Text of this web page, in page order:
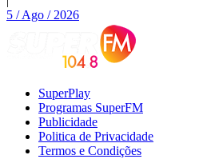
5 / Ago / 2026
SuperPlay
Programas SuperFM
Publicidade
Politica de Privacidade
Termos e Condições